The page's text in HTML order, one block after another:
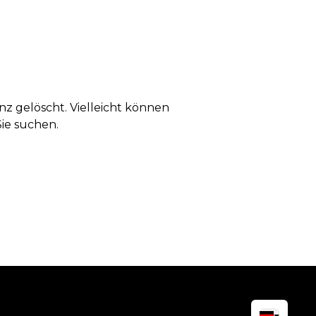
gelöscht. Vielleicht können
suchen.